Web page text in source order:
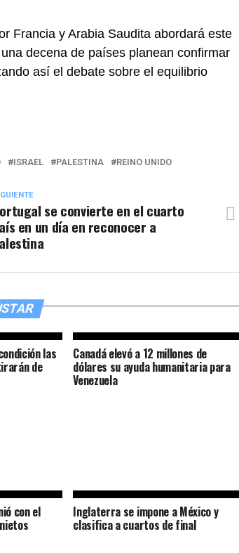
Francia y Arabia Saudita abordará este
decena de países planean confirmar
así el debate sobre el equilibrio
ISRAEL PALESTINA REINO UNIDO
se convierte en el cuarto
en un día en reconocer a
las
de
Canadá elevó a 12 millones de
dólares su ayuda humanitaria para
Venezuela
con el Inglaterra se impone a México y
clasifica a cuartos de final